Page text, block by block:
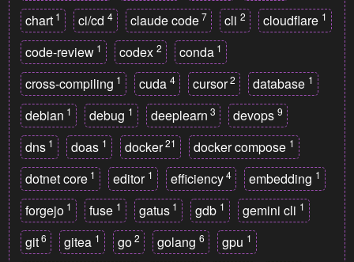
chart 1 ci/cd 4 claude code 7 cli 2 cloudflare 1
code-review 1 codex 2 conda 1
cross-compiling 1 cuda 4 cursor 2 database 1
debian 1 debug 1 deeplearn 3 devops 9
dns 1 doas 1 docker 21 docker compose 1
dotnet core 1 editor 1 efficiency 4 embedding 1
forgejo 1 fuse 1 gatus 1 gdb 1 gemini cli 1
git 6 gitea 1 go 2 golang 6 gpu 1